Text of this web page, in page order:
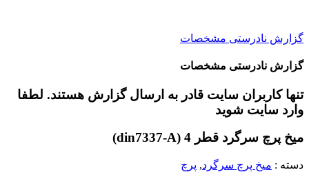
گزارش نادرستی مشخصات
گزارش نادرستی مشخصات
تنها کاربران سایت قادر به ارسال گزارش هستند. لطفا
وارد سایت شوید
میخ پرچ سرگرد قطر 4 (din7337-A)
دسته : میخ پرچ سرگرد, پرچ